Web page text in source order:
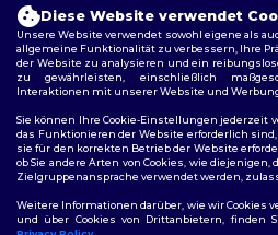
2026. Alle Rechte
Allgemeine Geschäftsbedingungen|
Datenschutzbestimmungen|Cookie-
Diese Website verwendet
Unsere Website verwendet sowohl eigene als
allgemeine Funktionalität zu verbessern, Ihre
der Website zu analysieren und ein
zu gewährleisten, einschließlich
Interaktionen mit unserer Website und
Sie können Ihre Cookie-Einstellungen jederzeit
das Funktionieren der Website erforderlich
sie für den korrekten Betrieb der Website
ob Sie andere Arten von Cookies, wie
Zielgruppenansprache verwendet werden,
Weitere Informationen darüber, wie wir Cookies
und über Cookies von Drittanbietern, finden